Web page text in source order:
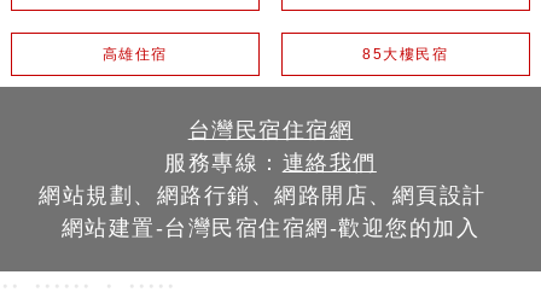
高雄住宿 85大樓民宿
台灣民宿住宿網
服務專線： 連絡我們
網站規劃、網路行銷、網路開店、網頁設計
網站建置-台灣民宿住宿網-歡迎您的加入